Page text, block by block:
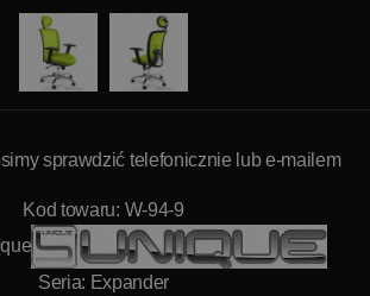
sprawdzić telefonicznie lub e-mailem
Kod towaru: W-94-9
Seria: Expander